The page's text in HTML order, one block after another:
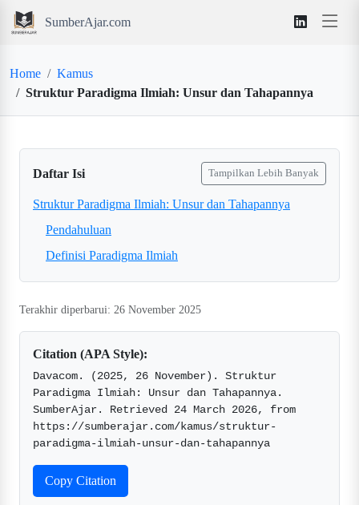
SumberAjar.com
Home
Kamus
Struktur Paradigma Ilmiah: Unsur dan Tahapannya
Daftar Isi Tampilkan Lebih Banyak
Struktur Paradigma Ilmiah: Unsur dan Tahapannya
Pendahuluan
Definisi Paradigma Ilmiah
Terakhir diperbarui: 26 November 2025
Citation (APA Style):
Davacom. (2025, 26 November). Struktur
Paradigma Ilmiah: Unsur dan Tahapannya.
SumberAjar. Retrieved 24 March 2026, from
https://sumberajar.com/kamus/struktur-
paradigma-ilmiah-unsur-dan-tahapannya
Copy Citation